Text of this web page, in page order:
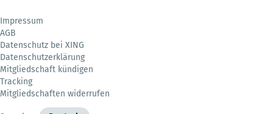
Impressum
AGB
Datenschutz bei XING
Datenschutzerklärung
Mitgliedschaft kündigen
Tracking
Mitgliedschaften widerrufen